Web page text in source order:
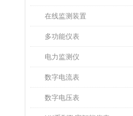
在线监测装置
多功能仪表
电力监测仪
数字电流表
数字电压表